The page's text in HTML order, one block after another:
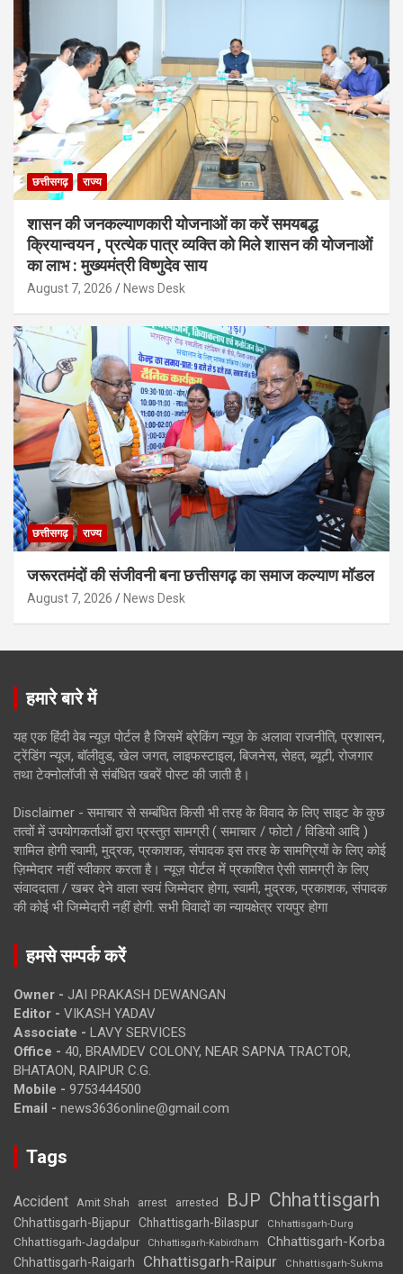
छत्तीसगढ़ राज्य
शासन की जनकल्याणकारी योजनाओं का करें समयबद्ध
क्रियान्वयन , प्रत्येक पात्र व्यक्ति को मिले शासन की योजनाओं
का लाभ : मुख्यमंत्री विष्णुदेव साय
August 7, 2026 News Desk
छत्तीसगढ़ राज्य
जरूरतमंदों की संजीवनी बना छत्तीसगढ़ का समाज कल्याण मॉडल
August 7, 2026 News Desk
हमारे बारे में
यह एक हिंदी वेब न्यूज़ पोर्टल है जिसमें ब्रेकिंग न्यूज़ के अलावा राजनीति, प्रशासन,
ट्रेंडिंग न्यूज, बॉलीवुड, खेल जगत, लाइफस्टाइल, बिजनेस, सेहत, ब्यूटी, रोजगार
तथा टेक्नोलॉजी से संबंधित खबरें पोस्ट की जाती है।
Disclaimer - समाचार से सम्बंधित किसी भी तरह के विवाद के लिए साइट के कुछ
तत्वों में उपयोगकर्ताओं द्वारा प्रस्तुत सामग्री ( समाचार / फोटो / विडियो आदि )
शामिल होगी स्वामी, मुद्रक, प्रकाशक, संपादक इस तरह के सामग्रियों के लिए कोई
ज़िम्मेदार नहीं स्वीकार करता है। न्यूज़ पोर्टल में प्रकाशित ऐसी सामग्री के लिए
संवाददाता / खबर देने वाला स्वयं जिम्मेदार होगा, स्वामी, मुद्रक, प्रकाशक, संपादक
की कोई भी जिम्मेदारी नहीं होगी. सभी विवादों का न्यायक्षेत्र रायपुर होगा
हमसे सम्पर्क करें
Owner - JAI PRAKASH DEWANGAN
Editor - VIKASH YADAV
Associate - LAVY SERVICES
Office - 40, BRAMDEV COLONY, NEAR SAPNA TRACTOR,
BHATAON, RAIPUR C.G.
Mobile - 9753444500
Email - news3636online@gmail.com
Tags
Accident Amit Shah arrest arrested BJP Chhattisgarh
Chhattisgarh-Bijapur Chhattisgarh-Bilaspur Chhattisgarh-Durg
Chhattisgarh-Jagdalpur Chhattisgarh-Kabirdham Chhattisgarh-Korba
Chhattisgarh-Raigarh Chhattisgarh-Raipur
Chhattisgarh-Sukma